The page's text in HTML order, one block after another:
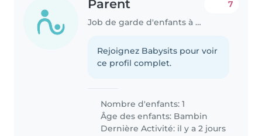
Parent
Job de garde d'enfants à Annecy
7
Rejoignez Babysits pour voir
ce profil complet.
Nombre d'enfants: 1
Âge des enfants: Bambin
Dernière Activité: il y a 2 jours